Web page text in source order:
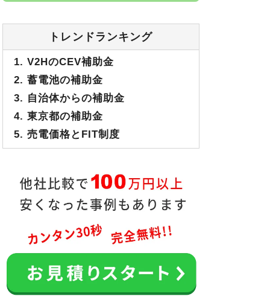
トレンドランキング
1. V2HのCEV補助金
2. 蓄電池の補助金
3. 自治体からの補助金
4. 東京都の補助金
5. 売電価格とFIT制度